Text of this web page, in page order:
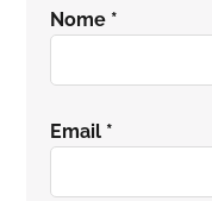
Nome *
Email *